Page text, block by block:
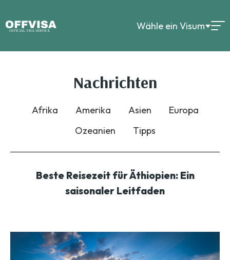
Wähle ein Visum
Nachrichten
Afrika Amerika Asien
Europa
Ozeanien
Tipps
Beste Reisezeit für Äthiopien: Ein
saisonaler Leitfaden